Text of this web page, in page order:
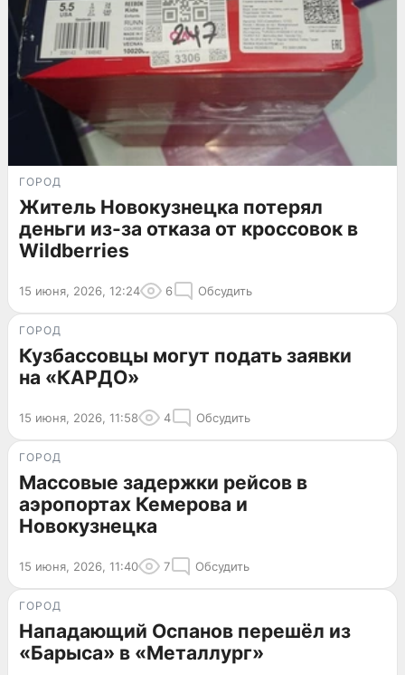
ГОРОД
Житель Новокузнецка потерял
деньги из-за отказа от кроссовок в
Wildberries
15 июня, 2026, 12:24 6 Обсудить
ГОРОД
Кузбассовцы могут подать заявки
на «КАРДО»
15 июня, 2026, 11:58 4 Обсудить
ГОРОД
Массовые задержки рейсов в
аэропортах Кемерова и
Новокузнецка
15 июня, 2026, 11:40 7 Обсудить
ГОРОД
Нападающий Оспанов перешёл из
«Барыса» в «Металлург»